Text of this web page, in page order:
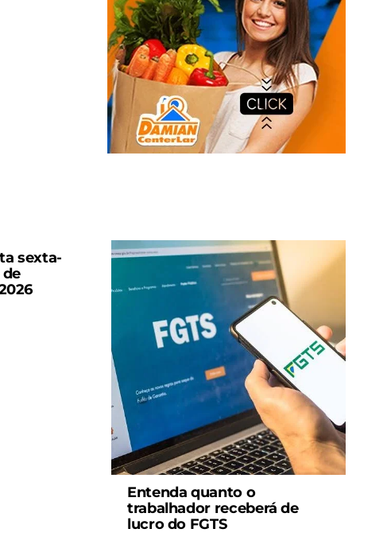
sexta-
Entenda quanto o
trabalhador receberá de
lucro do FGTS